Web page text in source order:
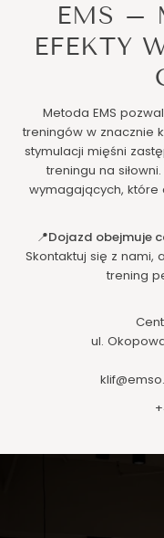
EMS –
EFEKTY
Metoda EMS
treningów w znacznie
stymulacji mięśni
treningu na
wymagających, które
📍Dojazd obejmuje
Skontaktuj się z nami,
trening
ul.